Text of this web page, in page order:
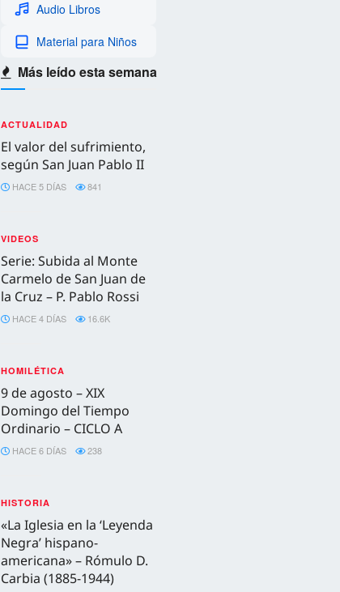
Audio Libros
Material para Niños
Más leído esta semana
ACTUALIDAD
El valor del sufrimiento,
según San Juan Pablo II
HACE 5 DÍAS 841
VIDEOS
Serie: Subida al Monte
Carmelo de San Juan de
la Cruz – P. Pablo Rossi
HACE 4 DÍAS 16.6K
HOMILÉTICA
9 de agosto – XIX
Domingo del Tiempo
Ordinario – CICLO A
HACE 6 DÍAS 238
HISTORIA
«La Iglesia en la ‘Leyenda
Negra’ hispano-
americana» – Rómulo D.
Carbia (1885-1944)